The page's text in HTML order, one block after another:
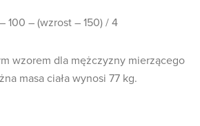
100 – (wzrost – 150) / 4
wzorem dla mężczyzny mierzącego
masa ciała wynosi 77 kg.